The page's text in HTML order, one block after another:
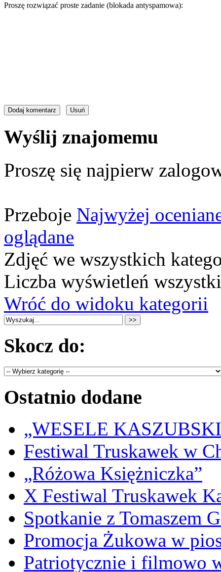
Proszę rozwiązać proste zadanie (blokada antyspamowa):
Wyślij znajomemu
Proszę się najpierw
Przeboje Najwyżej
oglądane
Zdjęć we wszystkich
Liczba wyświetleń
Wróć do widoku kategorii
Skocz do:
Ostatnio dodane
„WESELE
Festiwal Truskawek w
„Różowa Księżniczka”
X Festiwal Truskawek
Spotkanie z Tomaszem
Promocja Żukowa w
Patriotycznie i filmowo